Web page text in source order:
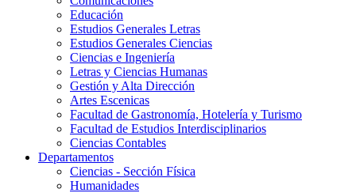
Educación
Estudios Generales Letras
Estudios Generales Ciencias
Ciencias e Ingeniería
Letras y Ciencias Humanas
Gestión y Alta Dirección
Artes Escenicas
Facultad de Gastronomía, Hotelería y Turismo
Facultad de Estudios Interdisciplinarios
Ciencias Contables
Departamentos
Ciencias - Sección Física
Humanidades